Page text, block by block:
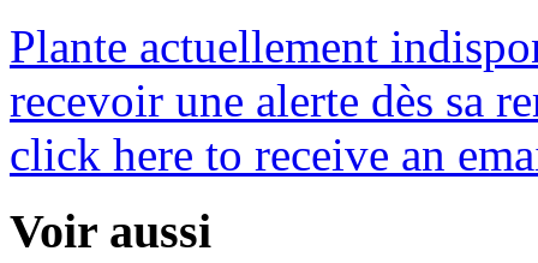
Plante actuellement
recevoir une alerte dès sa
click here to receive an
Voir aussi